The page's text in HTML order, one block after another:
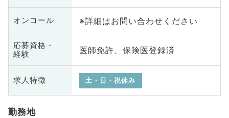
オンコール ※詳細はお問い合わせください
応募資格・
経験
医師免許、保険医登録済
求人特徴 土・日・祝休み
勤務地